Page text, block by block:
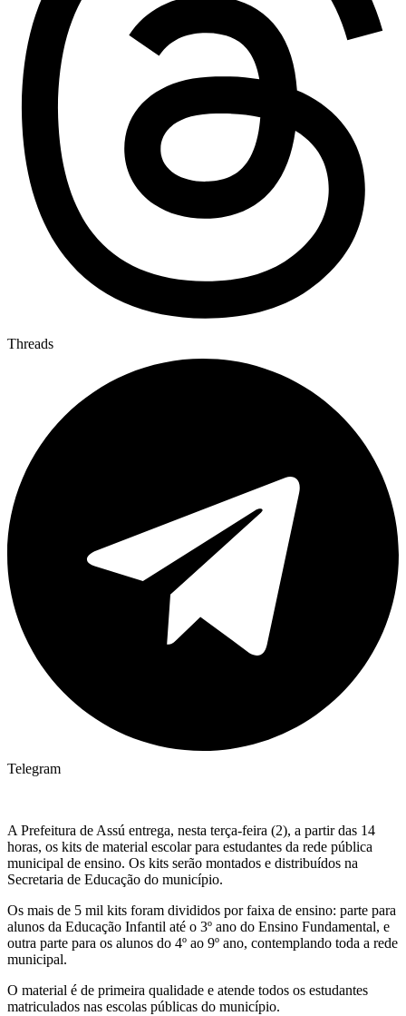
Threads
Telegram
A Prefeitura de Assú entrega, nesta terça-feira (2), a partir das 14
horas, os kits de material escolar para estudantes da rede pública
municipal de ensino. Os kits serão montados e distribuídos na
Secretaria de Educação do município.
Os mais de 5 mil kits foram divididos por faixa de ensino: parte para
alunos da Educação Infantil até o 3º ano do Ensino Fundamental, e
outra parte para os alunos do 4º ao 9º ano, contemplando toda a rede
municipal.
O material é de primeira qualidade e atende todos os estudantes
matriculados nas escolas públicas do município.